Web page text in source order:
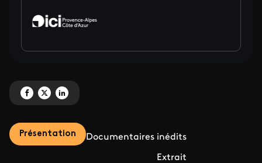
Partagez 'Des documentaires audacieux, des regards exigeants, une
Partagez 'Des documentaires audacieux, des regards exigeants, une
Partagez 'Des documentaires audacieux, des regards
Présentation Documentaires inédits
Extrait